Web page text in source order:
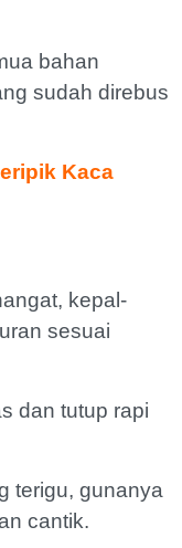
bahan
sudah direbus
Kaca
kepal-
sesuai
dan tutup rapi
terigu, gunanya
cantik.